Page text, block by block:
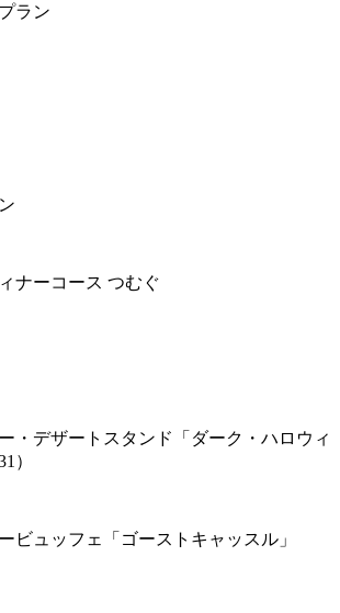
ラン
ナーコース つむぐ
・デザートスタンド「ダーク・ハロウィ
）
ビュッフェ「ゴーストキャッスル」